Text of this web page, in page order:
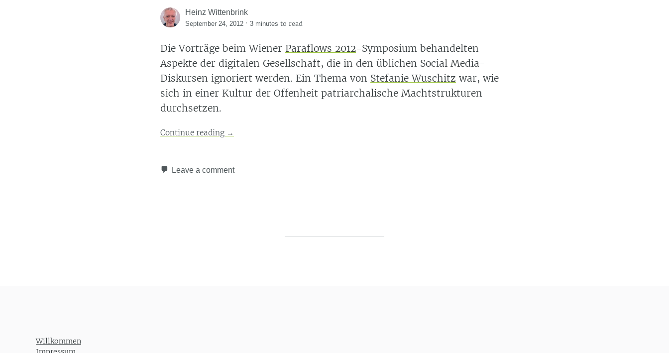
Heinz Wittenbrink
September 24, 2012 · 3 minutes to read
Die Vorträge beim Wiener Paraflows 2012-Symposium behandelten
Aspekte der digitalen Gesellschaft, die in den üblichen Social Media-
Diskursen ignoriert werden. Ein Thema von Stefanie Wuschitz war, wie
sich in einer Kultur der Offenheit patriarchalische Machtstrukturen
durchsetzen.
Continue reading →
Leave a comment
Willkommen